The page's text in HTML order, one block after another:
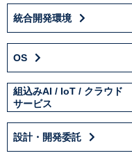
統合開発環境
OS
組込みAI / IoT / クラウド
サービス
設計・開発委託